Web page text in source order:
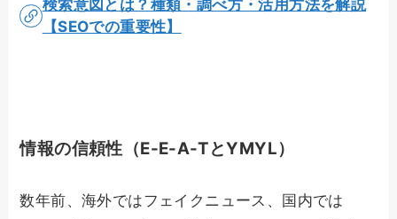
検索意図とは？種類・調べ方・活用方法を解説
【SEOでの重要性】
情報の信頼性（E-E-A-TとYMYL）
数年前、海外ではフェイクニュース、国内では